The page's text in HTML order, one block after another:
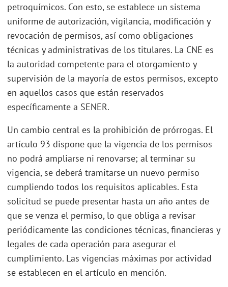
petroquímicos. Con esto, se establece un sistema
uniforme de autorización, vigilancia, modificación y
revocación de permisos, así como obligaciones
técnicas y administrativas de los titulares. La CNE es
la autoridad competente para el otorgamiento y
supervisión de la mayoría de estos permisos, excepto
en aquellos casos que están reservados
específicamente a SENER.
Un cambio central es la prohibición de prórrogas. El
artículo 93 dispone que la vigencia de los permisos
no podrá ampliarse ni renovarse; al terminar su
vigencia, se deberá tramitarse un nuevo permiso
cumpliendo todos los requisitos aplicables. Esta
solicitud se puede presentar hasta un año antes de
que se venza el permiso, lo que obliga a revisar
periódicamente las condiciones técnicas, financieras y
legales de cada operación para asegurar el
cumplimiento. Las vigencias máximas por actividad
se establecen en el artículo en mención.